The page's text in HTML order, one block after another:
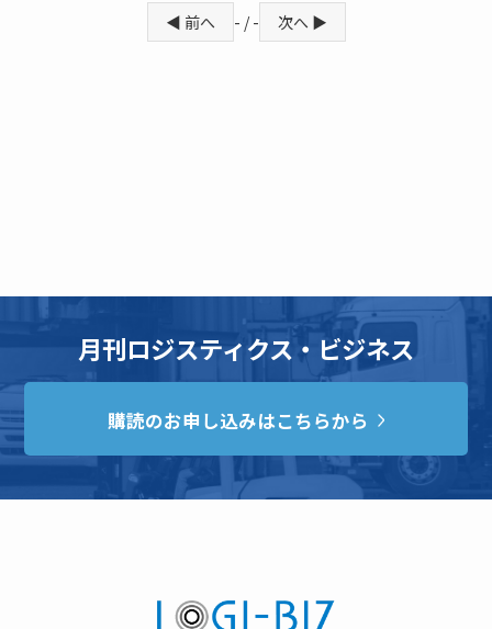
◀ 前へ - / - 次へ ▶
月刊ロジスティクス・ビジネス
購読のお申し込みはこちらから